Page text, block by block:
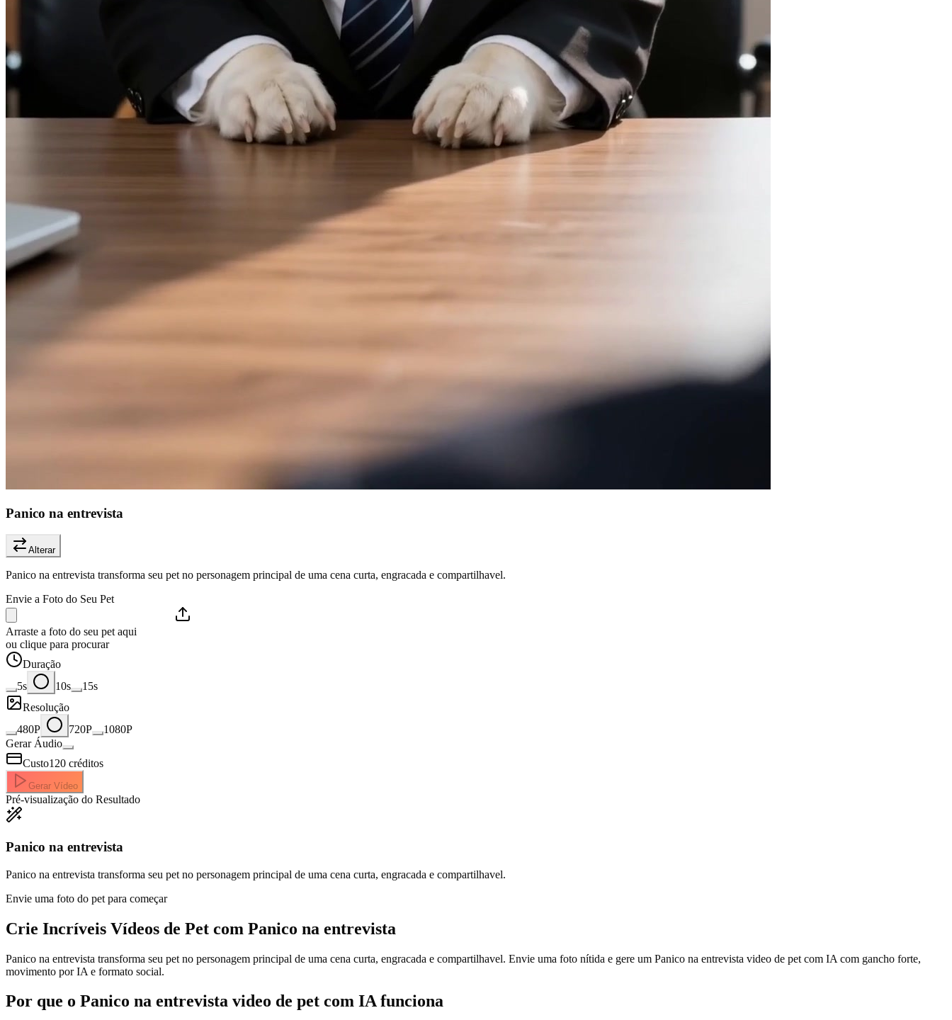
Panico na entrevista
Alterar
Panico na entrevista transforma seu pet no personagem principal de uma cena curta, engracada e compartilhavel.
Envie a Foto do Seu Pet
Arraste a foto do seu pet aqui
ou clique para procurar
Duração
5s
10s
15s
Resolução
480P
720P
1080P
Gerar Áudio
Custo120 créditos
Gerar Vídeo
Pré-visualização do Resultado
Panico na entrevista
Panico na entrevista transforma seu pet no personagem principal de uma cena curta, engracada e compartilhavel.
Envie uma foto do pet para começar
Crie Incríveis Vídeos de Pet com Panico na entrevista
Panico na entrevista transforma seu pet no personagem principal de uma cena curta, engracada e compartilhavel. Envie uma foto nítida e gere um Panico na entrevista video de pet com IA com gancho forte,
movimento por IA e formato social.
Por que o Panico na entrevista video de pet com IA funciona